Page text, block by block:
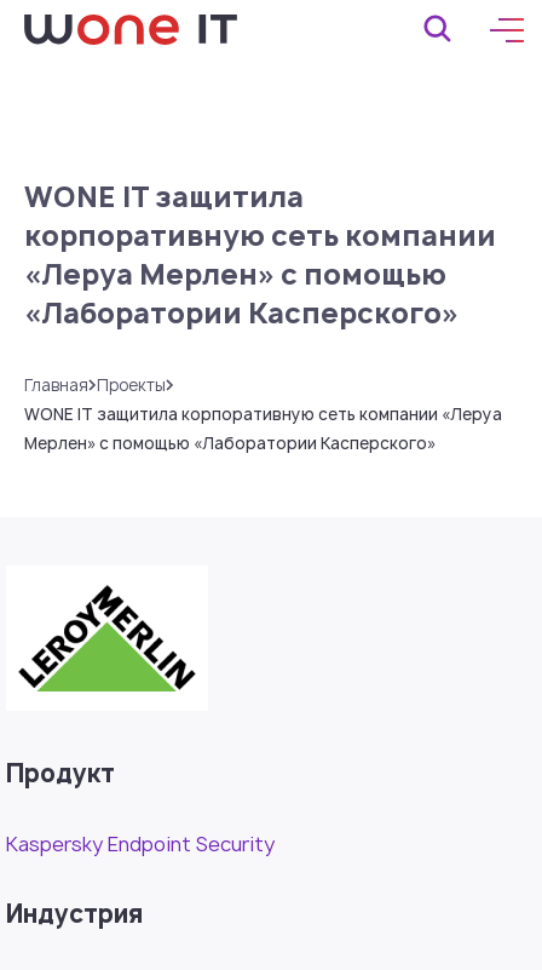
WONE IT защитила
корпоративную сеть компании
«Леруа Мерлен» с помощью
«Лаборатории Касперского»
Главная Проекты
WONE IT защитила корпоративную сеть компании «Леруа
Мерлен» с помощью «Лаборатории Касперского»
Продукт
Kaspersky Endpoint Security
Индустрия